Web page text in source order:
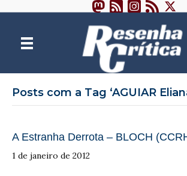
Posts com a Tag ‘AGUIAR
A Estranha Derrota – BLOCH
1 de janeiro de 2012